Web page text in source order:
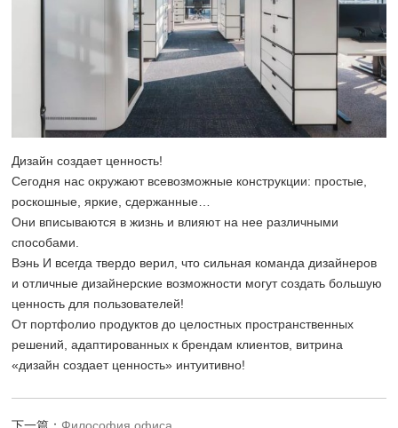
Дизайн создает ценность!
Сегодня нас окружают всевозможные конструкции: простые,
роскошные, яркие, сдержанные…
Они вписываются в жизнь и влияют на нее различными
способами.
Вэнь И всегда твердо верил, что сильная команда дизайнеров
и отличные дизайнерские возможности могут создать большую
ценность для пользователей!
От портфолио продуктов до целостных пространственных
решений, адаптированных к брендам клиентов, витрина
«дизайн создает ценность» интуитивно!